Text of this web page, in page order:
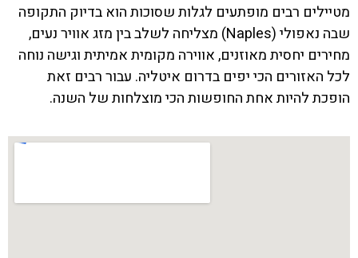
מטיילים רבים מופתעים לגלות שסוכות הוא בדיוק התקופה
שבה נאפולי (Naples) מצליחה לשלב בין מזג אוויר נעים,
מחירים יחסית מאוזנים, אווירה מקומית אמיתית וגישה נוחה
לכל האזורים הכי יפים בדרום איטליה. עבור רבים זאת
הופכת להיות אחת החופשות הכי מוצלחות של השנה.